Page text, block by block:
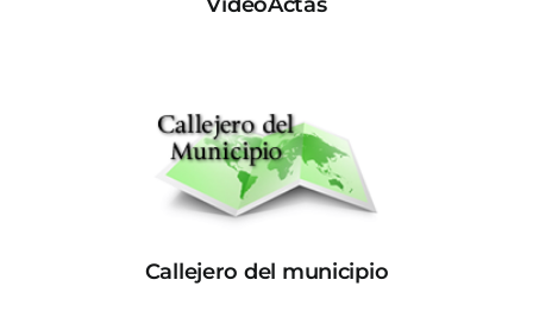
Callejero del municipio